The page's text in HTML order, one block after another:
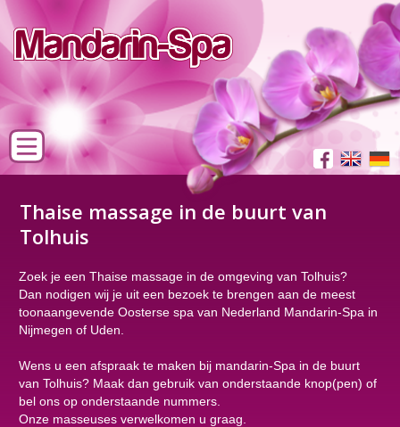
Thaise massage in de buurt van
Tolhuis
Zoek je een Thaise massage in de omgeving van Tolhuis?
Dan nodigen wij je uit een bezoek te brengen aan de meest
toonaangevende Oosterse spa van Nederland Mandarin-Spa in
Nijmegen of Uden.
Wens u een afspraak te maken bij mandarin-Spa in de buurt
van Tolhuis? Maak dan gebruik van onderstaande knop(pen) of
bel ons op onderstaande nummers.
Onze masseuses verwelkomen u graag.